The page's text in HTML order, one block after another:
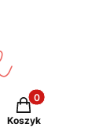
Produkty w
Koszyk